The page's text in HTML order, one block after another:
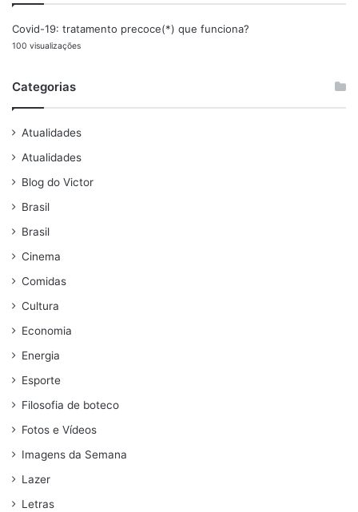
Covid-19: tratamento precoce(*) que funciona?
100 visualizações
Categorias
Atualidades
Atualidades
Blog do Victor
Brasil
Brasil
Cinema
Comidas
Cultura
Economia
Energia
Esporte
Filosofia de boteco
Fotos e Vídeos
Imagens da Semana
Lazer
Letras